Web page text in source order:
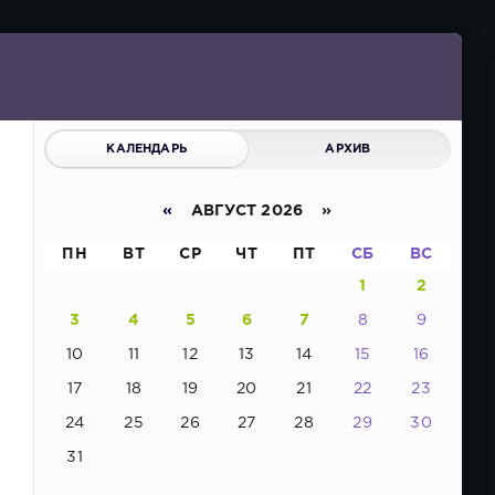
КАЛЕНДАРЬ АРХИВ
« АВГУСТ 2026 »
ПН ВТ СР ЧТ ПТ СБ ВС
1 2
3 4 5 6 7 8 9
10 11 12 13 14 15 16
17 18 19 20 21 22 23
24 25 26 27 28 29 30
31